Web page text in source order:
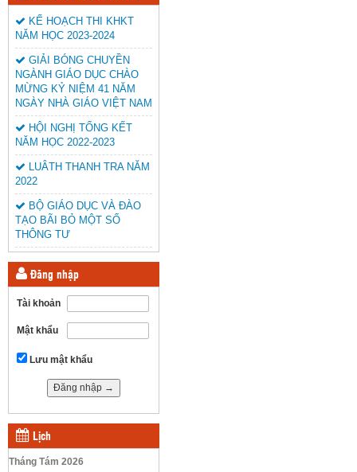
KẾ HOẠCH THI KHKT
NĂM HỌC 2023-2024
GIẢI BÓNG CHUYỀN
NGÀNH GIÁO DỤC CHÀO
MỪNG KỶ NIỆM 41 NĂM
NGÀY NHÀ GIÁO VIỆT NAM
HỘI NGHỊ TỔNG KẾT
NĂM HỌC 2022-2023
LUÂTH THANH TRA NĂM
2022
BỘ GIÁO DỤC VÀ ĐÀO
TẠO BÃI BỎ MỘT SỐ
THÔNG TƯ
Đăng nhập
Tài khoản
Mật khẩu
Lưu mật khẩu
Lịch
Tháng Tám 2026